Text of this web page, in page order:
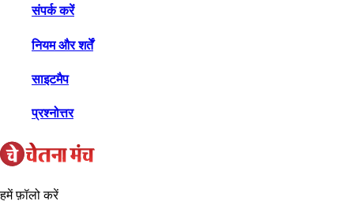
संपर्क करें
नियम और शर्तें
साइटमैप
प्रश्नोत्तर
हमें फ़ॉलो करें